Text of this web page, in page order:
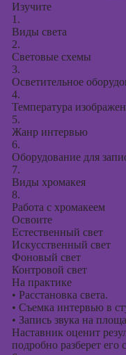
Изучите
1.
Виды света
2.
Световые схемы
3.
Осветительное
4.
Температура
5.
Жанр интервью
6.
Оборудование для
7.
Виды хромакея
8.
Работа с хромакеем
Освоите
Естественный свет
Искусственный свет
Фоновый свет
Контровой свет
На практике
• Расстановка света.
• Съемка интервью в
• Запись звука на
Наставник оценит
подробно разберет его